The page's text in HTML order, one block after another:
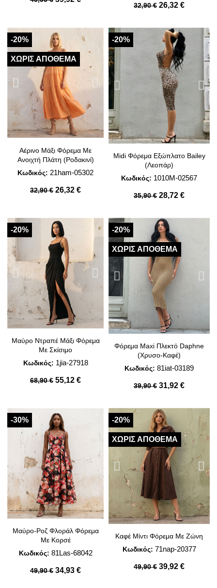
32,90 € 26,32 €
Αέρινο Μάξι Φόρεμα Με
Ανοιχτή Πλάτη (Ροδακινί)
Κωδικός: 21ham-05302
32,90 € 26,32 €
-20%
ΧΩΡΊΣ ΑΠΌΘΕΜΑ
Midi Φόρεμα Εξώπλατο Bailey
(Λεοπάρ)
Κωδικός: 1010M-02567
35,90 € 28,72 €
-20%
Μαύρο Ντραπέ Μάξι Φόρεμα
Με Σκίσιμο
Κωδικός: 1jia-27918
68,90 € 55,12 €
-20%
Φόρεμα Maxi Πλεκτό Daphne
(Χρυσο-Καφέ)
Κωδικός: 81iat-03189
39,90 € 31,92 €
-20%
ΧΩΡΊΣ ΑΠΌΘΕΜΑ
Μαύρο-Ροζ Φλοράλ Φόρεμα
Με Κορσέ
Κωδικός: 81Las-68042
49,90 € 34,93 €
-30%
Καφέ Μίντι Φόρεμα Με Ζώνη
Κωδικός: 71nap-20377
49,90 € 39,92 €
-20%
ΧΩΡΊΣ ΑΠΌΘΕΜΑ